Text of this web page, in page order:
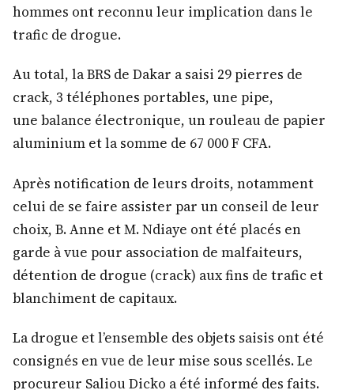
hommes ont reconnu leur implication dans le
trafic de drogue.
Au total, la BRS de Dakar a saisi 29 pierres de
crack, 3 téléphones portables, une pipe,
une balance électronique, un rouleau de papier
aluminium et la somme de 67 000 F CFA.
Après notification de leurs droits, notamment
celui de se faire assister par un conseil de leur
choix, B. Anne et M. Ndiaye ont été placés en
garde à vue pour association de malfaiteurs,
détention de drogue (crack) aux fins de trafic et
blanchiment de capitaux.
La drogue et l’ensemble des objets saisis ont été
consignés en vue de leur mise sous scellés. Le
procureur Saliou Dicko a été informé des faits.